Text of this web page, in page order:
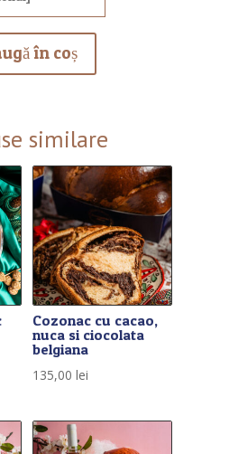
în coș
similare
Cozonac cu cacao,
nuca si ciocolata
belgiana
135,00lei